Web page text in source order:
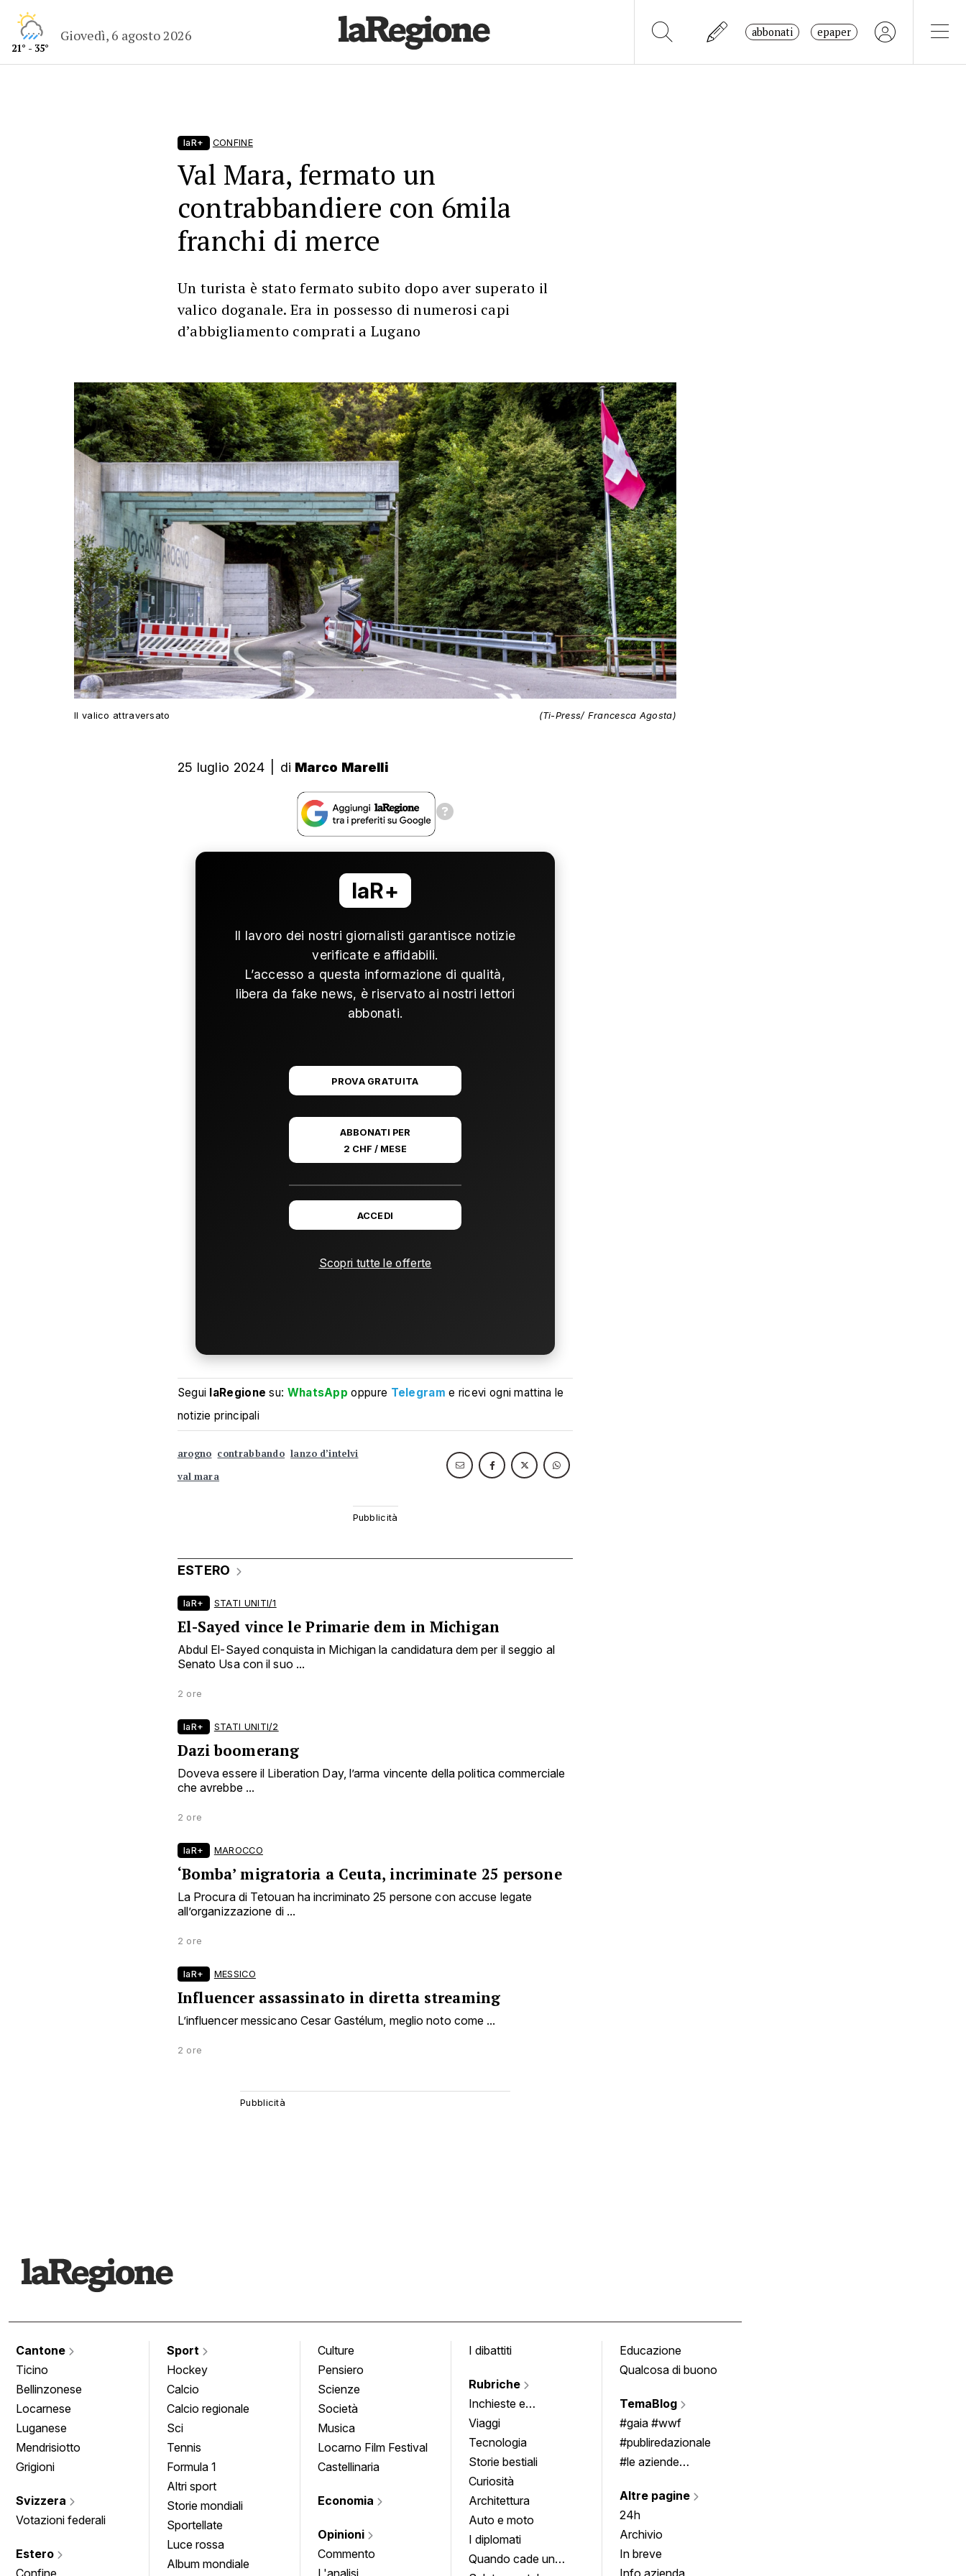
21° - 35°
Giovedì, 6 agosto 2026 abbonati epaper
laR+ CONFINE
Val Mara, fermato un
contrabbandiere con 6mila
franchi di merce
Un turista è stato fermato subito dopo aver superato il
valico doganale. Era in possesso di numerosi capi
d’abbigliamento comprati a Lugano
Il valico attraversato (Ti-Press/ Francesca Agosta)
25 luglio 2024 di Marco Marelli
laR+
Il lavoro dei nostri giornalisti garantisce notizie
verificate e affidabili.
L’accesso a questa informazione di qualità,
libera da fake news, è riservato ai nostri lettori
abbonati.
PROVA GRATUITA
ABBONATI PER
2 CHF / MESE
ACCEDI
Scopri tutte le offerte
Segui laRegione su: WhatsApp oppure Telegram e ricevi ogni mattina le
notizie principali
arogno contrabbando lanzo d’intelvi
val mara
ESTERO
laR+ STATI UNITI/1
El-Sayed vince le Primarie dem in Michigan
Abdul El-Sayed conquista in Michigan la candidatura dem per il seggio al
Senato Usa con il suo ...
2 ore
laR+ STATI UNITI/2
Dazi boomerang
Doveva essere il Liberation Day, l’arma vincente della politica commerciale
che avrebbe ...
2 ore
laR+ MAROCCO
‘Bomba’ migratoria a Ceuta, incriminate 25 persone
La Procura di Tetouan ha incriminato 25 persone con accuse legate
all’organizzazione di ...
2 ore
laR+ MESSICO
Influencer assassinato in diretta streaming
L’influencer messicano Cesar Gastélum, meglio noto come ...
2 ore
Cantone
Ticino
Bellinzonese
Locarnese
Luganese
Mendrisiotto
Grigioni
Svizzera
Votazioni federali
Estero
Confine
Sport
Hockey
Calcio
Calcio regionale
Sci
Tennis
Formula 1
Altri sport
Storie mondiali
Sportellate
Luce rossa
Album mondiale
Culture
Pensiero
Scienze
Società
Musica
Locarno Film Festival
Castellinaria
Economia
Opinioni
Commento
L'analisi
I dibattiti
Rubriche
Inchieste e
approfondimenti
Viaggi
Tecnologia
Storie bestiali
Curiosità
Architettura
Auto e moto
I diplomati
Quando cade un
Educazione
Qualcosa di buono
TemaBlog
#gaia #wwf
#publiredazionale
#le aziende
Altre pagine
24h
Archivio
In breve
Info azienda